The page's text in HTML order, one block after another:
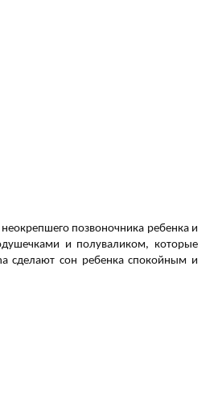
позвоночника ребенка и
и полуваликом, которые
сделают сон ребенка спокойным и